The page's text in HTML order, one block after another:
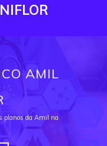
AMIL
planos da Amil na